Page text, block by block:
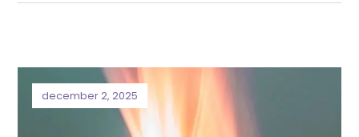
december 2, 2025